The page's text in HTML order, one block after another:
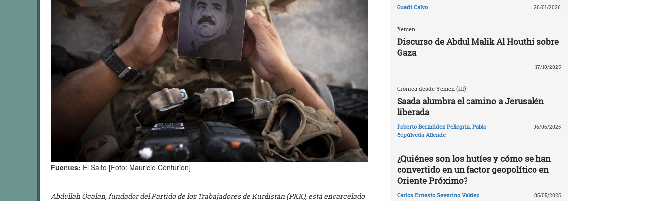
Fuentes: El Salto [Foto: Mauricio Centurión]
Abdullah Öcalan, fundador del Partido de los Trabajadores de Kurdistán (PKK), está encarcelado
Guadi Calvo 26/01/2026
Yemen
Discurso de Abdul Malik Al Houthi sobre
Gaza
17/10/2025
Crónica desde Yemen (III)
Saada alumbra el camino a Jerusalén
liberada
Roberto Bermúdez Pellegrin, Pablo
Sepúlveda Allende
06/06/2025
¿Quiénes son los hutíes y cómo se han
convertido en un factor geopolítico en
Oriente Próximo?
Carlos Ernesto Severino Valdez 05/05/2025